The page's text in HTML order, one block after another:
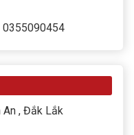
0355090454
An , Đắk Lắk